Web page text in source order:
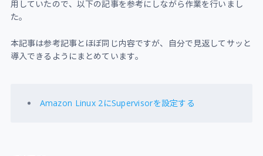
用していたので、以下の記事を参考にしながら作業を行いまし
た。
本記事は参考記事とほぼ同じ内容ですが、自分で見返してサッと
導入できるようにまとめています。
Amazon Linux 2にSupervisorを設定する